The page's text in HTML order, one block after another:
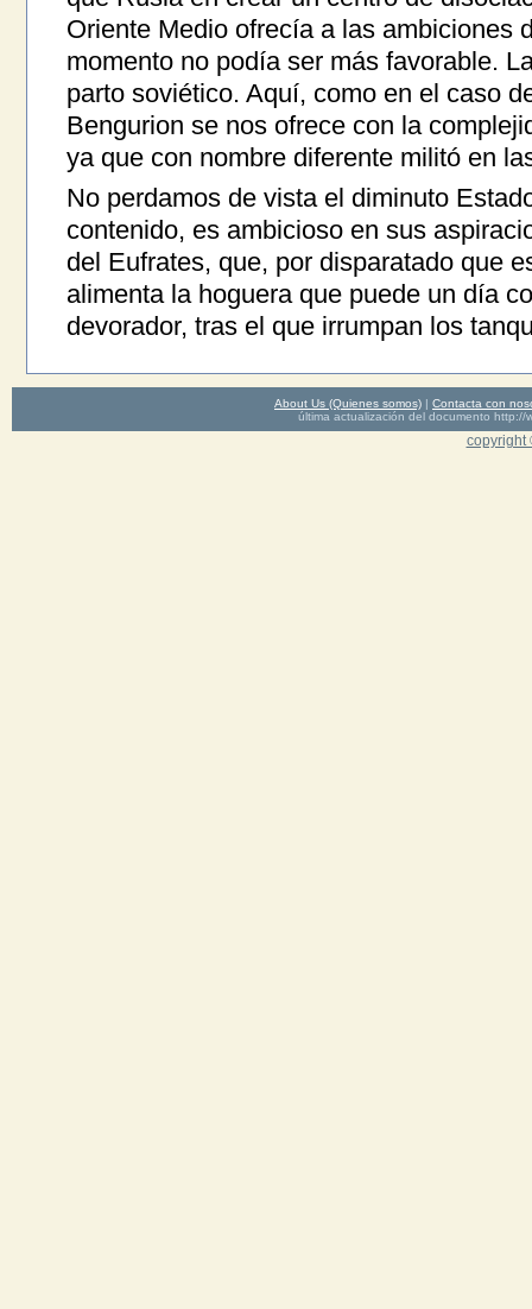
Oriente Medio ofrecía a las ambiciones
momento no podía ser más favorable.
parto soviético. Aquí, como en el caso
Bengurion se nos ofrece con la
ya que con nombre diferente militó en
No perdamos de vista el diminuto
contenido, es ambicioso en sus
del Eufrates, que, por disparatado que
alimenta la hoguera que puede un día
devorador, tras el que irrumpan los
About Us (Quienes somos) | Contacta con
última actualización del documento http://
copyright